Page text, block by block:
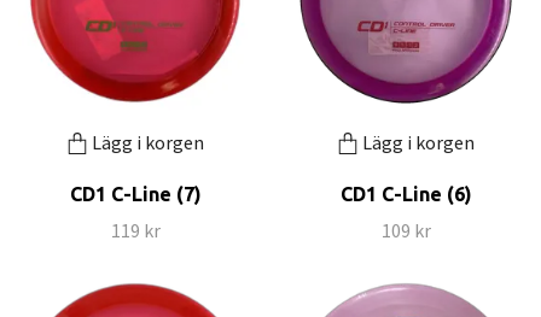
Lägg i korgen
CD1 C-Line (7)
119 kr
Lägg i korgen
CD1 C-Line (6)
109 kr